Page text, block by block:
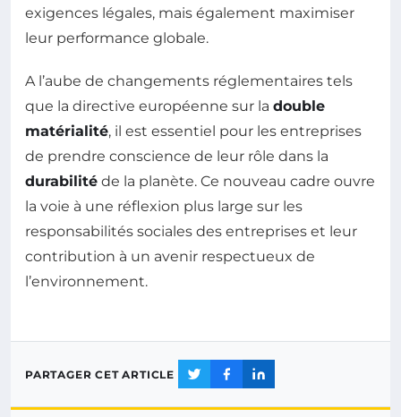
exigences légales, mais également maximiser
leur performance globale.
A l’aube de changements réglementaires tels
que la directive européenne sur la double
matérialité, il est essentiel pour les entreprises
de prendre conscience de leur rôle dans la
durabilité de la planète. Ce nouveau cadre ouvre
la voie à une réflexion plus large sur les
responsabilités sociales des entreprises et leur
contribution à un avenir respectueux de
l’environnement.
PARTAGER CET ARTICLE